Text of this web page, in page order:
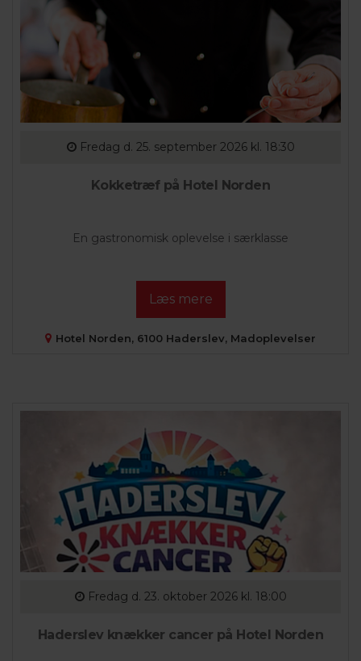
Fredag d. 25. september 2026 kl. 18:30
Kokketræf på Hotel Norden
En gastronomisk oplevelse i særklasse
Læs mere
Hotel Norden, 6100 Haderslev, Madoplevelser
Fredag d. 23. oktober 2026 kl. 18:00
Haderslev knækker cancer på Hotel Norden